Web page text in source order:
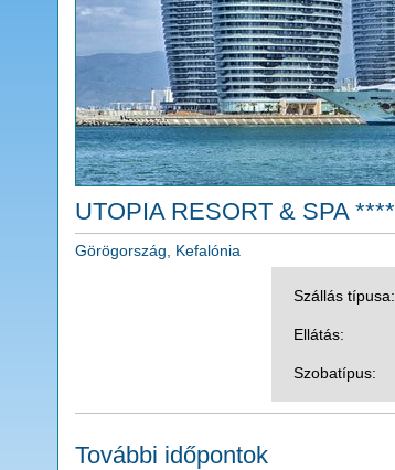
UTOPIA RESORT & SPA ****
Görögország, Kefalónia
Szállás típusa:
Ellátás:
Szobatípus:
További időpontok